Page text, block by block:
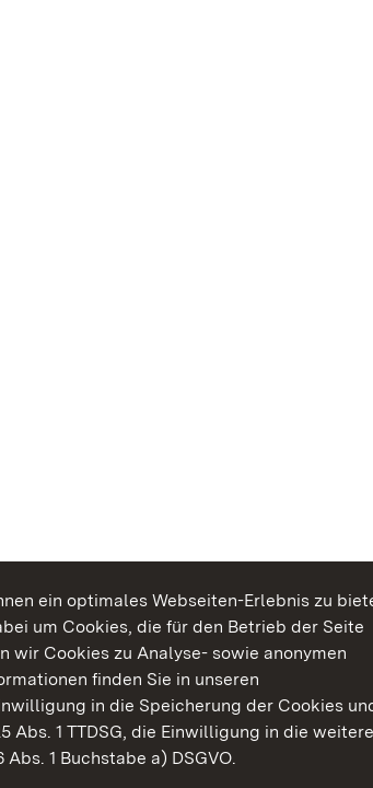
ein optimales Webseiten-Erlebnis zu
um Cookies, die für den Betrieb der Seite
wir Cookies zu Analyse- sowie anonymen
finden Sie in unseren
in die Speicherung der Cookies
Abs. 1 TTDSG, die Einwilligung in die weitere
1 Buchstabe a) DSGVO.